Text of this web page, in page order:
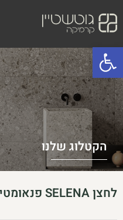
פתח סרגל נגישות
לתוכן
הקטלוג שלנו
לחצן SELENA פנאומטי